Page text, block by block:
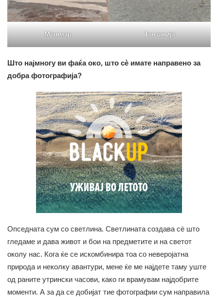
Мјанмар Танзанија
Што најмногу ви фаќа око, што сè имате направено за
добра фотографија?
Опседната сум со светлина. Светлината создава сè што
гледаме и дава живот и бои на предметите и на светот
околу нас. Кога ќе се искомбинира тоа со неверојатна
природа и неколку авантури, мене ќе ме најдете таму уште
од раните утрински часови, како ги врамувам најдобрите
моменти. А за да се добијат тие фотографии сум направила